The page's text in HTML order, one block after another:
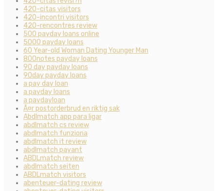
420-citas visitors
420-incontri visitors
420-rencontres review
500 payday loans online
5000 payday loans
60 Year-old Woman Dating Younger Man
800notes payday loans
90 day payday loans
90day payday loans
a pay day loan
a payday loans
a paydayloan
Ã¤r postorderbrud en riktig sak
Abdlmatch app para ligar
abdlmatch cs review
abdlmatch funziona
abdlmatch it review
abdlmatch payant
ABDLmatch review
abdlmatch seiten
ABDLmatch visitors
abenteuer-dating review